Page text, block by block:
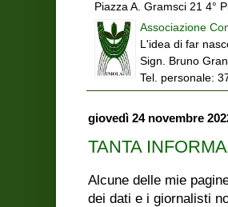
Piazza A. Gramsci 21 4°
Associazione
L'idea di far
Sign. Bruno
Tel. personale:
giovedì 24 novembre
TANTA
Alcune delle mie
dei dati e i giornalisti